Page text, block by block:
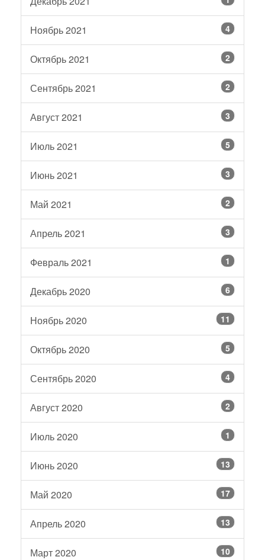
Ноябрь 2021 4
Октябрь 2021 2
Сентябрь 2021 2
Август 2021 3
Июль 2021 5
Июнь 2021 3
Май 2021 2
Апрель 2021 3
Февраль 2021 1
Декабрь 2020 6
Ноябрь 2020 11
Октябрь 2020 5
Сентябрь 2020 4
Август 2020 2
Июль 2020 1
Июнь 2020 13
Май 2020 17
Апрель 2020 13
Март 2020 10